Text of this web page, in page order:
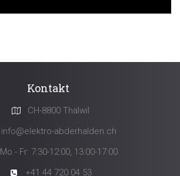
Kontakt
CH-8800 Thalwil
info@elektro-abderhalden.ch
Mo - Fr: 7:30-12:00, 13:00-17:00
+41 44 720 04 53